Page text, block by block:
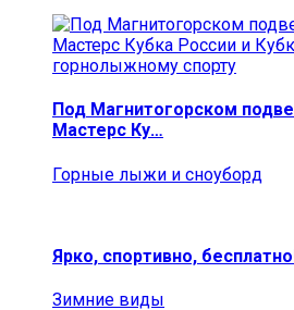
Под Магнитогорском
Мастерс Ку…
Горные лыжи и сноуборд
Ярко, спортивно,
Зимние виды